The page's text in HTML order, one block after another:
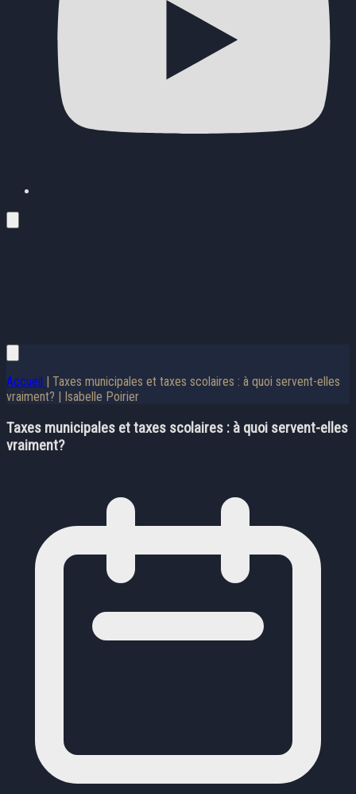
Accueil | Taxes municipales et taxes scolaires : à quoi servent-elles
vraiment? | Isabelle Poirier
Taxes municipales et taxes scolaires : à quoi servent-elles
vraiment?